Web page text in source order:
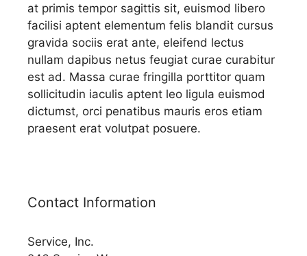
at primis tempor sagittis sit, euismod libero
facilisi aptent elementum felis blandit cursus
gravida sociis erat ante, eleifend lectus
nullam dapibus netus feugiat curae curabitur
est ad. Massa curae fringilla porttitor quam
sollicitudin iaculis aptent leo ligula euismod
dictumst, orci penatibus mauris eros etiam
praesent erat volutpat posuere.
Contact Information
Service, Inc.